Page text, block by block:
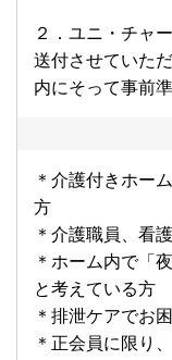
２．ユニ・チャ
送付させていた
内にそって事前
＊介護付きホー
方
＊介護職員、看
＊ホーム内で「
と考えている方
＊排泄ケアでお
＊正会員に限り